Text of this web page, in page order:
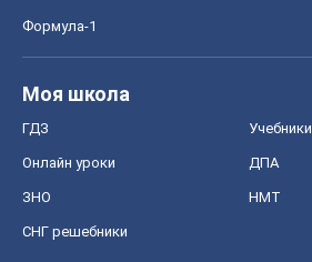
Формула-1
Моя школа
ГДЗ Учебники
Онлайн уроки ДПА
ЗНО НМТ
СНГ решебники